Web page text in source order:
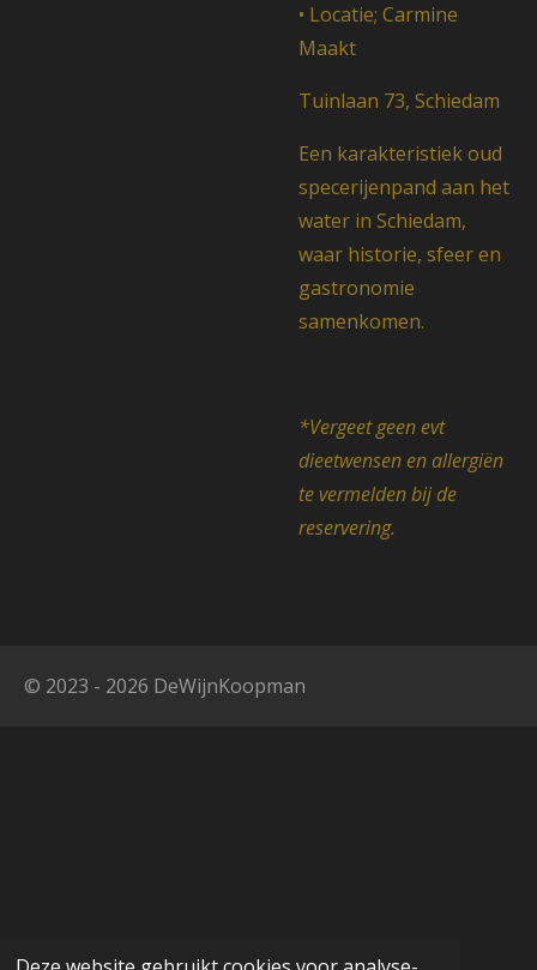
• Locatie; Carmine
Maakt
Tuinlaan 73, Schiedam
Een karakteristiek oud
specerijenpand aan het
water in Schiedam,
waar historie, sfeer en
gastronomie
samenkomen.
*Vergeet geen evt
dieetwensen en allergiën
te vermelden bij de
reservering.
© 2023 - 2026 DeWijnKoopman